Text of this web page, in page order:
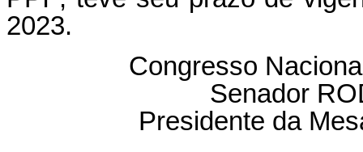
2023.
Congresso
Senador
Presidente da